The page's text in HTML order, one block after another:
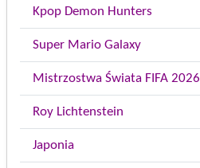
Kpop Demon Hunters
Super Mario Galaxy
Mistrzostwa Świata FIFA 2026
Roy Lichtenstein
Japonia